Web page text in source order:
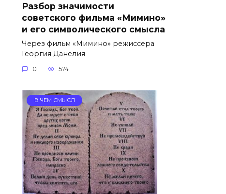
Разбор значимости
советского фильма «Мимино»
и его символического смысла
Через фильм «Мимино» режиссера
Георгия Данелия
0 574
В ЧЕМ СМЫСЛ